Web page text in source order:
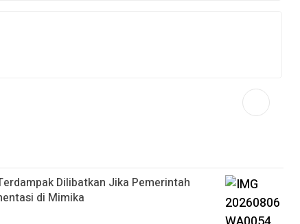
Dilibatkan Jika Pemerintah
di Mimika